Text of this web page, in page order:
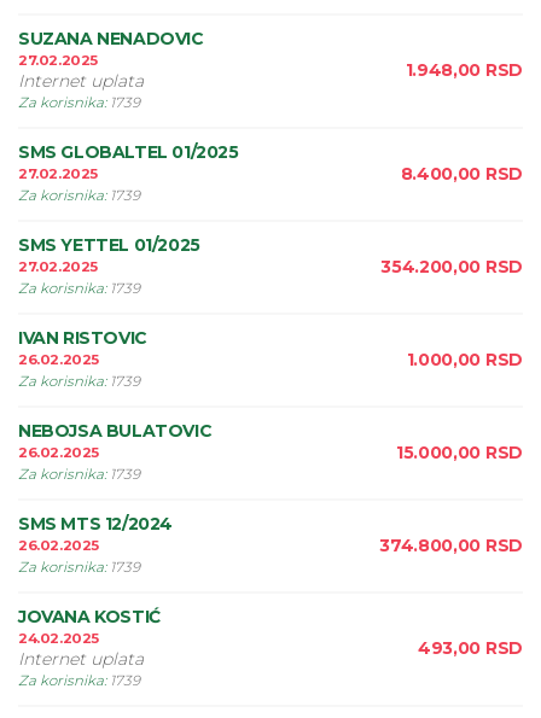
SUZANA NENADOVIC
27.02.2025
Internet uplata
Za korisnika: 1739
1.948,00 RSD
SMS GLOBALTEL 01/2025
27.02.2025
Za korisnika: 1739
8.400,00 RSD
SMS YETTEL 01/2025
27.02.2025
Za korisnika: 1739
354.200,00 RSD
IVAN RISTOVIC
26.02.2025
Za korisnika: 1739
1.000,00 RSD
NEBOJSA BULATOVIC
26.02.2025
Za korisnika: 1739
15.000,00 RSD
SMS MTS 12/2024
26.02.2025
Za korisnika: 1739
374.800,00 RSD
JOVANA KOSTIĆ
24.02.2025
Internet uplata
Za korisnika: 1739
493,00 RSD